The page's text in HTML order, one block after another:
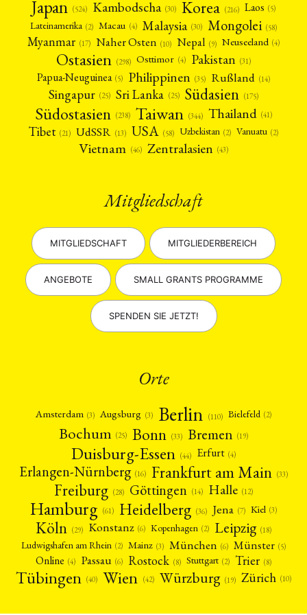
Japan (524) Kambodscha (30) Korea (216) Laos (5)
Lateinamerika (2) Macau (4) Malaysia (30) Mongolei (58)
Myanmar (17) Naher Osten (10) Nepal (9) Neuseeland (4)
Ostasien (298) Osttimor (4) Pakistan (31)
Papua-Neuguinea (5) Philippinen (35) Rußland (14)
Singapur (25) Sri Lanka (25) Südasien (175)
Südostasien (238) Taiwan (344) Thailand (41)
Tibet (21) UdSSR (13) USA (58) Uzbekistan (2) Vanuatu (2)
Vietnam (46) Zentralasien (43)
Mitgliedschaft
MITGLIEDSCHAFT MITGLIEDERBEREICH
ANGEBOTE SMALL GRANTS PROGRAMME
SPENDEN SIE JETZT!
Orte
Amsterdam (3) Augsburg (3) Berlin (110) Bielefeld (2)
Bochum (25) Bonn (33) Bremen (19)
Duisburg-Essen (44) Erfurt (4)
Erlangen-Nürnberg (16) Frankfurt am Main (33)
Freiburg (28) Göttingen (14) Halle (12)
Hamburg (61) Heidelberg (36) Jena (7) Kiel (3)
Köln (29) Konstanz (6) Kopenhagen (2) Leipzig (18)
Ludwigshafen am Rhein (2) Mainz (3) München (6) Münster (5)
Online (4) Passau (6) Rostock (8) Stuttgart (2) Trier (8)
Tübingen (40) Wien (42) Würzburg (19) Zürich (10)